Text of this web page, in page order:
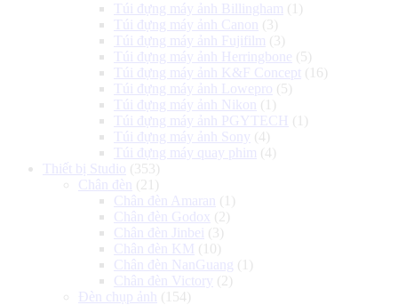
Túi đựng máy ảnh Billingham (1)
Túi đựng máy ảnh Canon
(3)
Túi đựng máy ảnh Fujifilm (3)
Túi đựng máy ảnh Herringbone (5)
Túi đựng máy ảnh K&F Concept (16)
Túi đựng máy ảnh Lowepro (5)
Túi đựng máy ảnh Nikon
(1)
Túi đựng máy ảnh PGYTECH
(1)
Túi đựng máy ảnh Sony (4)
Túi đựng máy quay phim (4)
Thiết bị Studio (353)
Chân đèn
(21)
Chân đèn Amaran
(1)
Chân đèn Godox (2)
Chân đèn Jinbei (3)
Chân đèn KM (10)
Chân đèn NanGuang (1)
Chân đèn Victory (2)
Đèn chụp ảnh
(154)